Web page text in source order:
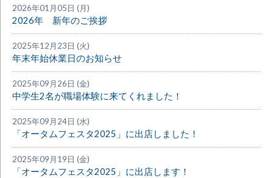
2026年01月05日 (月)
2026年 新年のご挨拶
2025年12月23日 (火)
年末年始休業日のお知らせ
2025年09月26日 (金)
中学生2名が職場体験に来てくれました！
2025年09月24日 (水)
「オータムフェスタ2025」に出店しました！
2025年09月19日 (金)
「オータムフェスタ2025」に出店します！